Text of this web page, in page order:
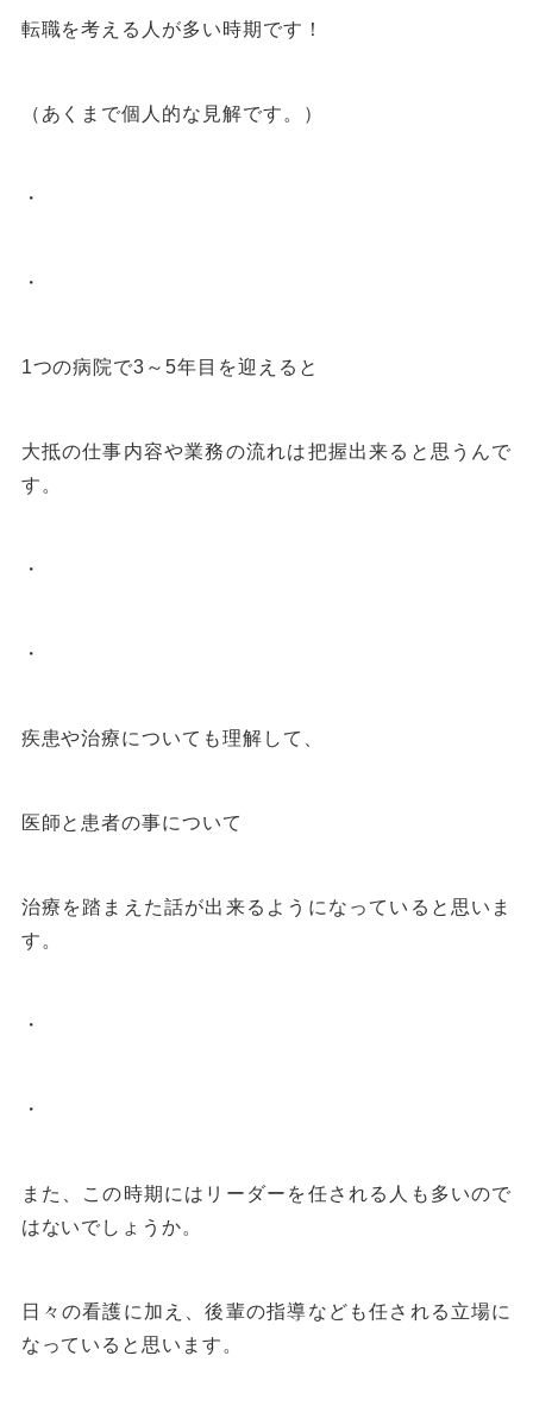
転職を考える人が多い時期です！
（あくまで個人的な見解です。）
・
・
1つの病院で3 ～5年目を迎えると
大抵の仕事内容や業務の流れは把握出来ると思うんで
す。
・
・
疾患や治療についても理解して、
医師と患者の事について
治療を踏まえた話が出来るようになっていると思いま
す。
・
・
また、この時期にはリーダーを任される人も多いので
はないでしょうか。
日々の看護に加え、後輩の指導なども任される立場に
なっていると思います。